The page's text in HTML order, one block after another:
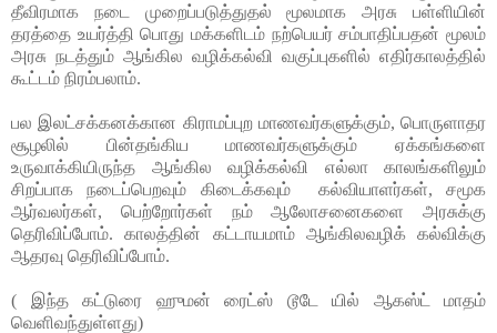
தீவிரமாக நடை முறைப்படுத்துதல் மூலமாக அரசு பள்ளியின்
தரத்தை உயர்த்தி பொது மக்களிடம் நற்பெயர் சம்பாதிப்பதன் மூலம்
அரசு நடத்தும் ஆங்கில வழிக்கல்வி வகுப்புகளில் எதிர்காலத்தில்
கூட்டம் நிரம்பலாம்.
பல இலட்சக்கனக்கான கிராமப்புற மாணவர்களுக்கும், பொருளாதர
சூழலில் பின்தங்கிய மாணவர்களுக்கும் ஏக்கங்களை
உருவாக்கியிருந்த ஆங்கில வழிக்கல்வி எல்லா காலங்களிலும்
சிறப்பாக நடைப்பெறவும் கிடைக்கவும் கல்வியாளர்கள், சமூக
ஆர்வலர்கள், பெற்றோர்கள் நம் ஆலோசனைகளை அரசுக்கு
தெரிவிப்போம். காலத்தின் கட்டாயமாம் ஆங்கிலவழிக் கல்விக்கு
ஆதரவு தெரிவிப்போம்.
( இந்த கட்டுரை ஹுமன் ரைட்ஸ் டூடே யில் ஆகஸ்ட் மாதம்
வெளிவந்துள்ளது)